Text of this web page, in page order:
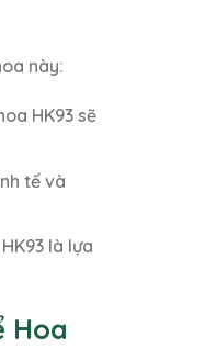
này:
HK93 sẽ
tế và
là lựa
Hoa